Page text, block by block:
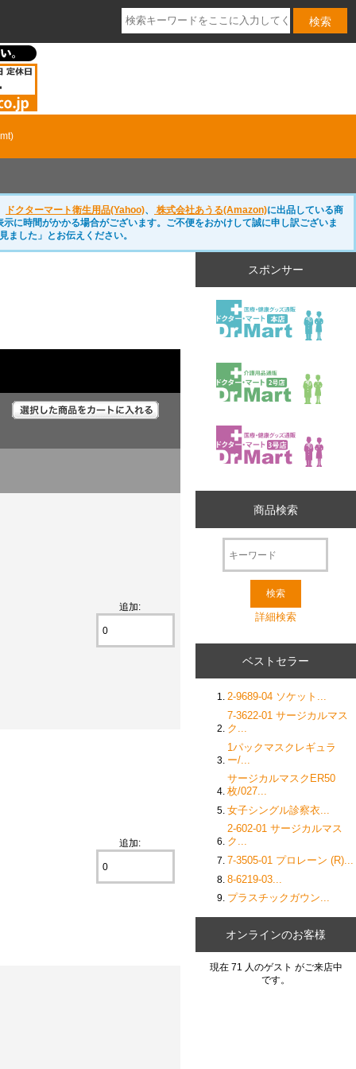
ドクターマート衛生用品(Yahoo)、 株式会社あうる(Amazon)に出品している商
に時間がかかる場合がございます。ご不便をおかけして誠に申し訳ございま
した」とお伝えください。
追加:
追加:
スポンサー
商品検索
詳細検索
ベストセラー
2-9689-04 ソケット...
7-3622-01 サージカルマス
ク...
1パックマスクレギュラ
ー/...
サージカルマスクER50
枚/027...
女子シングル診察衣...
2-602-01 サージカルマス
ク...
7-3505-01 プロレーン (R)...
8-6219-03...
プラスチックガウン...
オンラインのお客様
現在 71 人のゲスト がご来店中
です。